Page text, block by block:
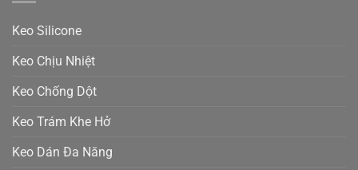
Keo Silicone
Keo Chịu Nhiệt
Keo Chống Dột
Keo Trám Khe Hở
Keo Dán Đa Năng